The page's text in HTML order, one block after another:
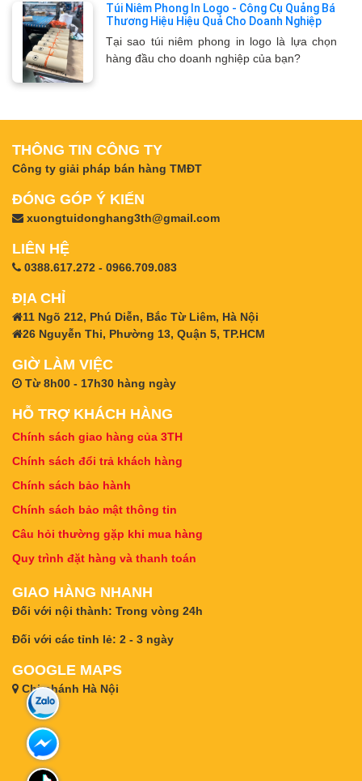
Túi Niêm Phong In Logo - Công Cụ Quảng Bá
Thương Hiệu Hiệu Quả Cho Doanh Nghiệp
Tại sao túi niêm phong in logo là lựa chọn
hàng đầu cho doanh nghiệp của bạn?
THÔNG TIN CÔNG TY
Công ty giải pháp bán hàng TMĐT
ĐÓNG GÓP Ý KIẾN
xuongtuidonghang3th@gmail.com
LIÊN HỆ
0388.617.272 - 0966.709.083
ĐỊA CHỈ
11 Ngõ 212, Phú Diễn, Bắc Từ Liêm, Hà Nội
26 Nguyễn Thi, Phường 13, Quận 5, TP.HCM
GIỜ LÀM VIỆC
Từ 8h00 - 17h30 hàng ngày
HỖ TRỢ KHÁCH HÀNG
Chính sách giao hàng của 3TH
Chính sách đổi trả khách hàng
Chính sách bảo hành
Chính sách bảo mật thông tin
Câu hỏi thường gặp khi mua hàng
Quy trình đặt hàng và thanh toán
GIAO HÀNG NHANH
Đối với nội thành: Trong vòng 24h
Đối với các tỉnh lẻ: 2 - 3 ngày
GOOGLE MAPS
Chi nhánh Hà Nội